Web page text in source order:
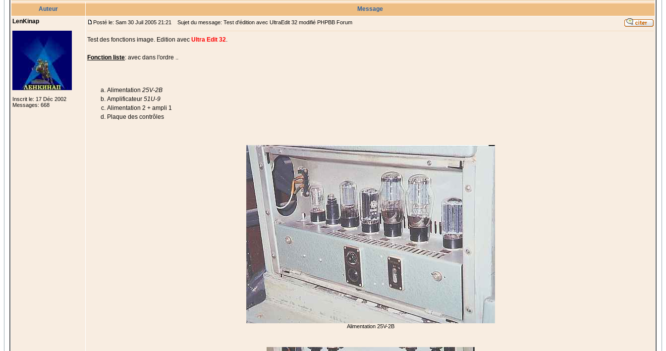
Auteur
Message
LenKinap
Inscrit le: 17 Déc 2002
Messages: 668
Posté le: Sam 30 Juil 2005 21:21 Sujet du message: Test d'édition avec UltraEdit 32 modifié PHPBB Forum
Test des fonctions image. Edition avec Ultra Edit 32.
Fonction liste: avec dans l'ordre ..
Alimentation 25V-2B
Amplificateur 51U-9
Alimentation 2 + ampli 1
Plaque des contrôles
Alimentation 25V-2B